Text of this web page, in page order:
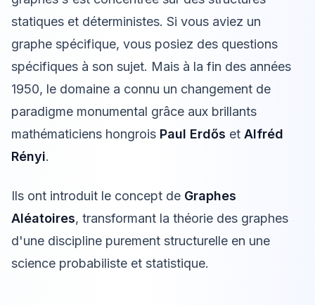
statiques et déterministes. Si vous aviez un
graphe spécifique, vous posiez des questions
spécifiques à son sujet. Mais à la fin des années
1950, le domaine a connu un changement de
paradigme monumental grâce aux brillants
mathématiciens hongrois Paul Erdős et Alfréd
Rényi.
Ils ont introduit le concept de Graphes
Aléatoires, transformant la théorie des graphes
d'une discipline purement structurelle en une
science probabiliste et statistique.